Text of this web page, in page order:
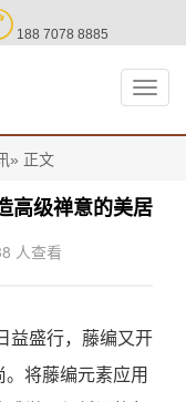
188 7078 8885
切
换
导
» 正文
高级禅意的美居
人查看
益盛行，藤编又开
将藤编元素应用